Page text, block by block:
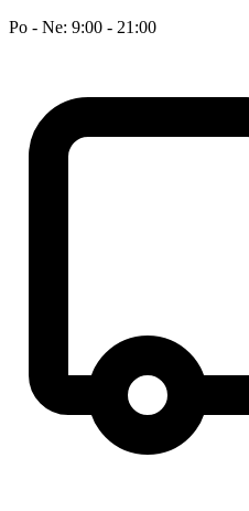
Po - Ne: 9:00 - 21:00